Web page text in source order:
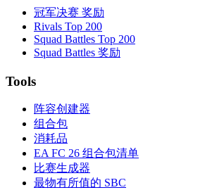
冠军决赛 奖励
Rivals Top 200
Squad Battles Top 200
Squad Battles 奖励
Tools
阵容创建器
组合包
消耗品
EA FC 26 组合包清单
比赛生成器
最物有所值的 SBC